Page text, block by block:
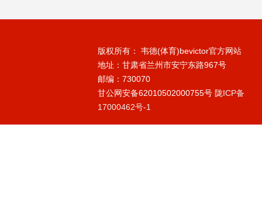
版权所有： 韦德(体育)bevictor官方网站
地址：甘肃省兰州市安宁东路967号
邮编：730070
甘公网安备62010502000755号 陇ICP备
17000462号-1